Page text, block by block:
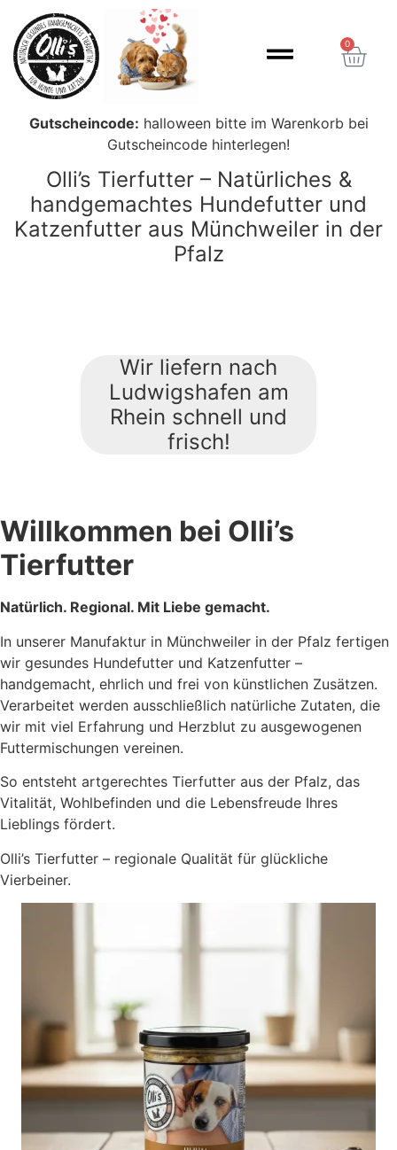
springen
0
Gutscheincode: halloween bitte im Warenkorb bei
Gutscheincode hinterlegen!
Olli’s Tierfutter – Natürliches &
handgemachtes Hundefutter und
Katzenfutter aus Münchweiler in der
Pfalz
Wir liefern nach
Ludwigshafen am
Rhein schnell und
frisch!
Willkommen bei Olli’s
Tierfutter
Natürlich. Regional. Mit Liebe gemacht.
In unserer Manufaktur in Münchweiler in der Pfalz fertigen
wir gesundes Hundefutter und Katzenfutter –
handgemacht, ehrlich und frei von künstlichen Zusätzen.
Verarbeitet werden ausschließlich natürliche Zutaten, die
wir mit viel Erfahrung und Herzblut zu ausgewogenen
Futtermischungen vereinen.
So entsteht artgerechtes Tierfutter aus der Pfalz, das
Vitalität, Wohlbefinden und die Lebensfreude Ihres
Lieblings fördert.
Olli’s Tierfutter – regionale Qualität für glückliche
Vierbeiner.